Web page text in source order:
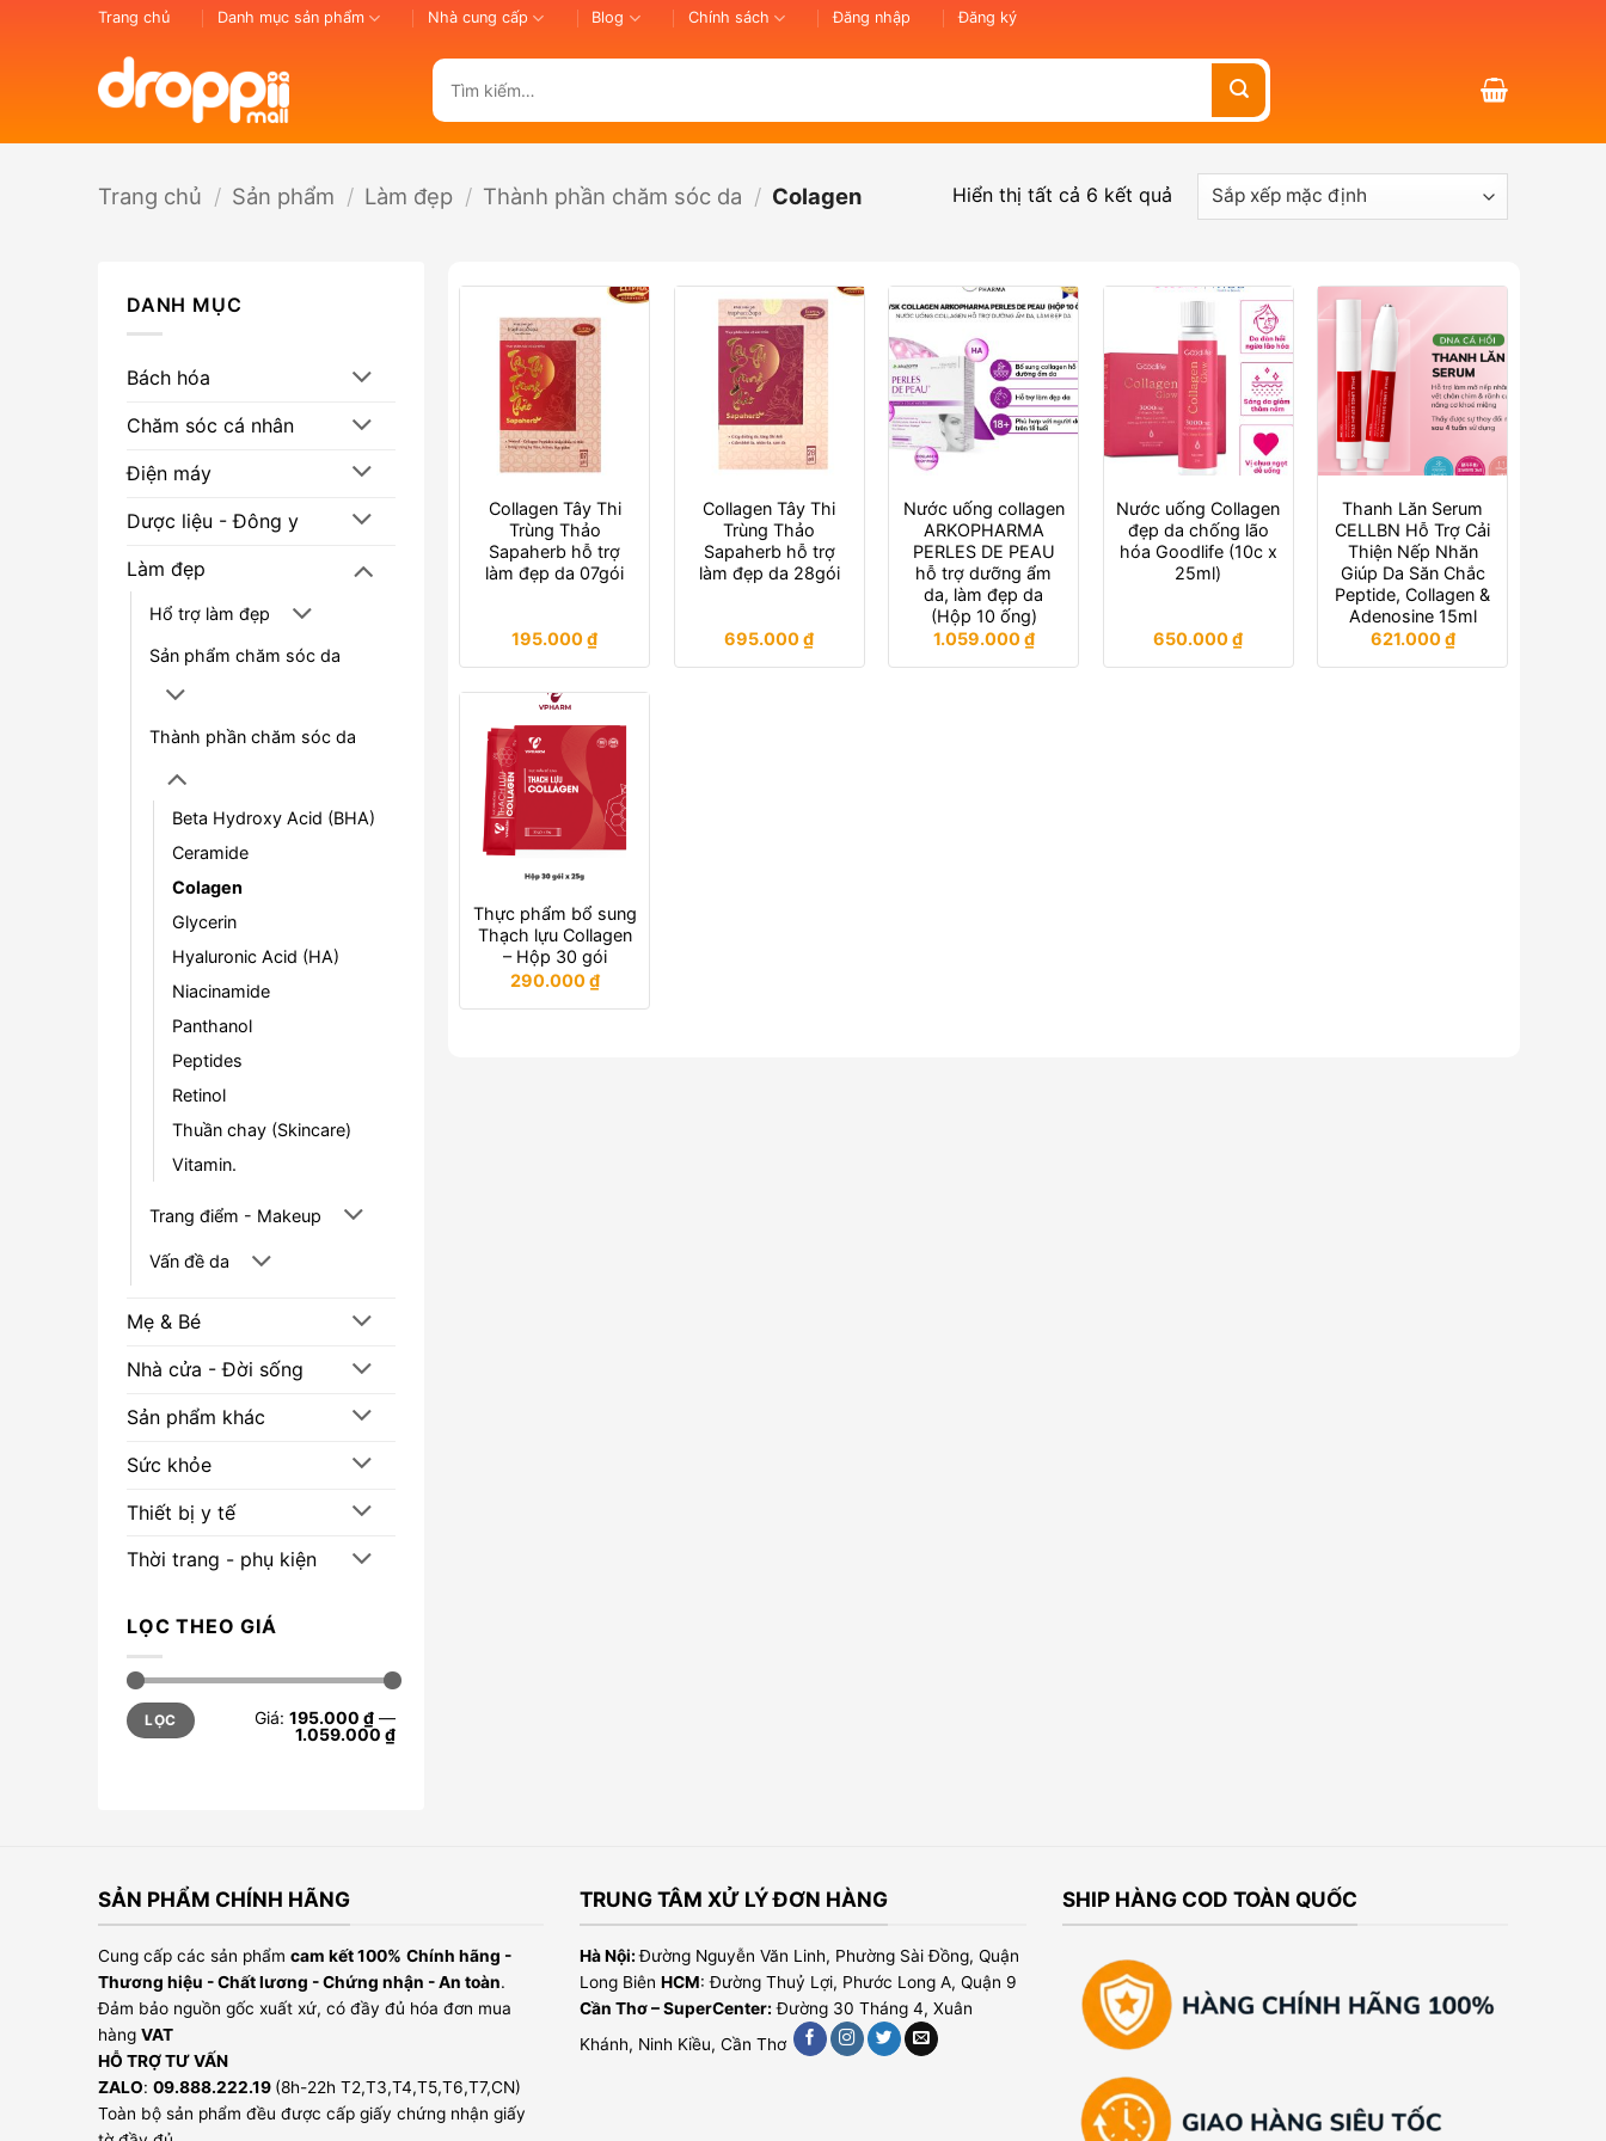
Trang chủ Danh mục sản phẩm Nhà cung cấp Blog Chính sách Đăng nhập Đăng ký
kiếm:
Trang chủ / Sản phẩm / Làm đẹp / Thành phần chăm sóc da / Colagen Hiển thị tất cả 6 kết quả
DANH MỤC
Bách hóa
Chăm sóc cá nhân
Điện máy
Dược liệu - Đông y
Làm đẹp
Hổ trợ làm đẹp
Sản phẩm chăm sóc da
Thành phần chăm sóc da
Beta Hydroxy Acid (BHA)
Ceramide
Colagen
Glycerin
Hyaluronic Acid (HA)
Niacinamide
Panthanol
Peptides
Retinol
Thuần chay (Skincare)
Vitamin.
Trang điểm - Makeup
Vấn đề da
Mẹ & Bé
Nhà cửa - Đời sống
Sản phẩm khác
Sức khỏe
Thiết bị y tế
Thời trang - phụ kiện
LỌC THEO GIÁ
Giá
tối
thiểu
Giá
tối
đa
LỌC Giá: 195.000 ₫—
1.059.000 ₫
Collagen Tây Thi
Trùng Thảo
Sapaherb hỗ trợ
làm đẹp da 07gói
195.000₫
Collagen Tây Thi
Trùng Thảo
Sapaherb hỗ trợ
làm đẹp da 28gói
695.000₫
Nước uống collagen
ARKOPHARMA
PERLES DE PEAU
hỗ trợ dưỡng ẩm
da, làm đẹp da
(Hộp 10 ống)
1.059.000₫
Nước uống Collagen
đẹp da chống lão
hóa Goodlife (10c x
25ml)
650.000₫
Thanh Lăn Serum
CELLBN Hỗ Trợ Cải
Thiện Nếp Nhăn
Giúp Da Săn Chắc
Peptide, Collagen &
Adenosine 15ml
621.000₫
Thực phẩm bổ sung
Thạch lựu Collagen
– Hộp 30 gói
290.000₫
SẢN PHẨM CHÍNH HÃNG
Cung cấp các sản phẩm cam kết 100% Chính hãng -
Thương hiệu - Chất lương - Chứng nhận - An toàn.
Đảm bảo nguồn gốc xuất xứ, có đầy đủ hóa đơn mua
hàng VAT
HỖ TRỢ TƯ VẤN
ZALO: 09.888.222.19 (8h-22h T2,T3,T4,T5,T6,T7,CN)
Toàn bộ sản phẩm đều được cấp giấy chứng nhận giấy
TRUNG TÂM XỬ LÝ ĐƠN HÀNG
Hà Nội:Đường Nguyễn Văn Linh, Phường Sài Đồng, Quận
Long BiênHCM: Đường Thuỷ Lợi, Phước Long A, Quận 9
Cần Thơ – SuperCenter: Đường 30 Tháng 4, Xuân
Khánh, Ninh Kiều, Cần Thơ
SHIP HÀNG COD TOÀN QUỐC